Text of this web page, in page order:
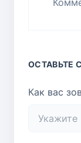
ОСТАВЬТЕ
Как вас